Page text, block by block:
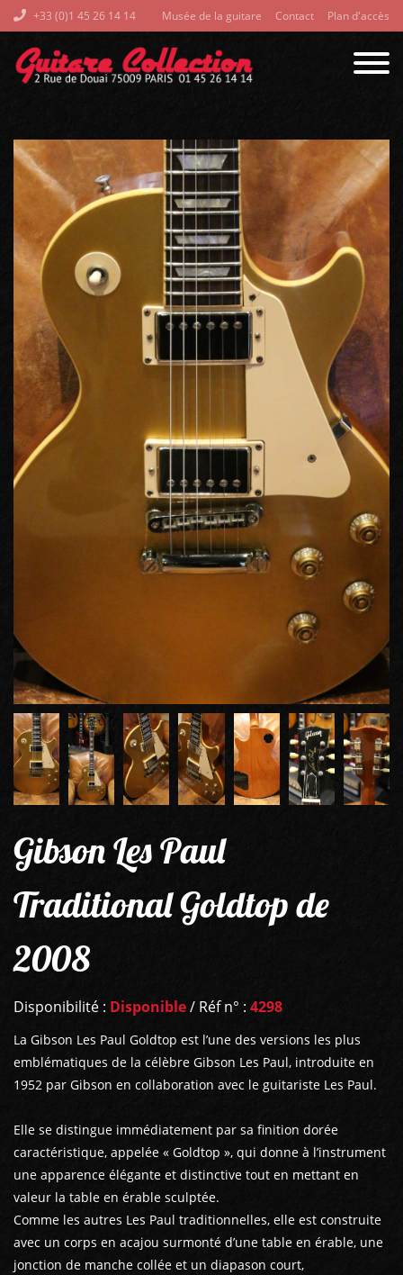
+33 (0)1 45 26 14 14 Musée de la guitare Contact Plan d'accès
Gibson Les Paul
Traditional Goldtop de
2008
Disponibilité : Disponible/ Réf n° : 4298
La Gibson Les Paul Goldtop est l’une des versions les plus
emblématiques de la célèbre Gibson Les Paul, introduite en
1952 par Gibson en collaboration avec le guitariste Les Paul.
Elle se distingue immédiatement par sa finition dorée
caractéristique, appelée « Goldtop », qui donne à l’instrument
une apparence élégante et distinctive tout en mettant en
valeur la table en érable sculptée.
Comme les autres Les Paul traditionnelles, elle est construite
avec un corps en acajou surmonté d’une table en érable, une
jonction de manche collée et un diapason court,